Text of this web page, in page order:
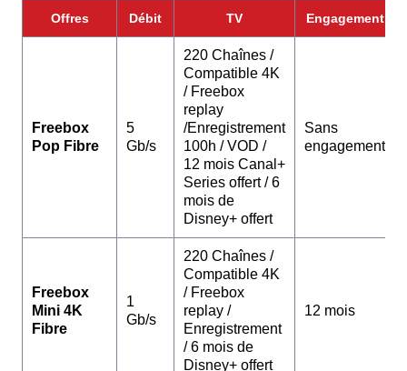
Offres Débit TV Engagement
Freebox
Pop Fibre
5
Gb/s
220 Chaînes /
Compatible 4K
/ Freebox
replay
/Enregistrement
100h / VOD /
12 mois Canal+
Series offert / 6
mois de
Disney+ offert
Sans
engagement
Freebox
Mini 4K
Fibre
1
Gb/s
220 Chaînes /
Compatible 4K
/ Freebox
replay /
Enregistrement
/ 6 mois de
Disney+ offert
12 mois